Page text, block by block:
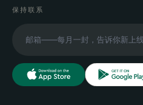
保持联系